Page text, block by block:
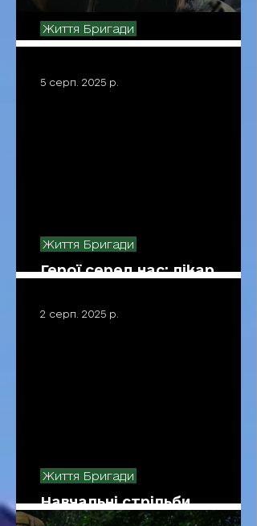
Життя Бригади
Герої серед нас: лікар
Життя Бригади
5 серп. 2025 р.
Навчальні стрільби.
Підтримка навченості
Життя Бригади
2 серп. 2025 р.